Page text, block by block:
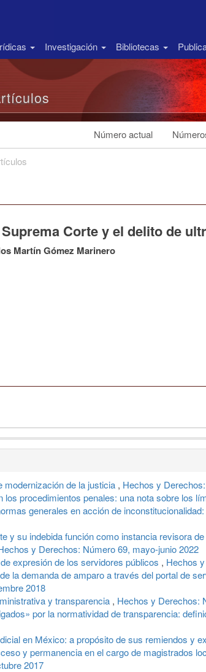
Investigación Bibliotecas
Número actual
Corte y el delito de
Martín Gómez Marinero
modernización de la justicia , Hechos y
los procedimientos penales: una nota sobre los
generales en acción de
y su indebida función como instancia revisora
y Derechos: Número 69, mayo-junio 2022
expresión de los servidores públicos , Hechos
la demanda de amparo a través del portal de
2018
y transparencia , Hechos y Derechos:
por la normatividad de transparencia:
en México: a propósito de sus remiendos y
y permanencia en el cargo de magistrados
2017